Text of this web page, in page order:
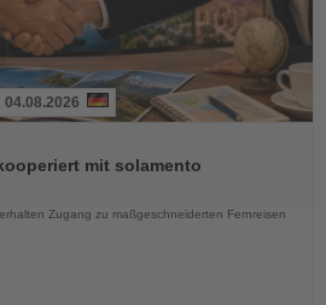
04.08.2026
mit solamento
Zugang zu maßgeschneiderten Fernreisen